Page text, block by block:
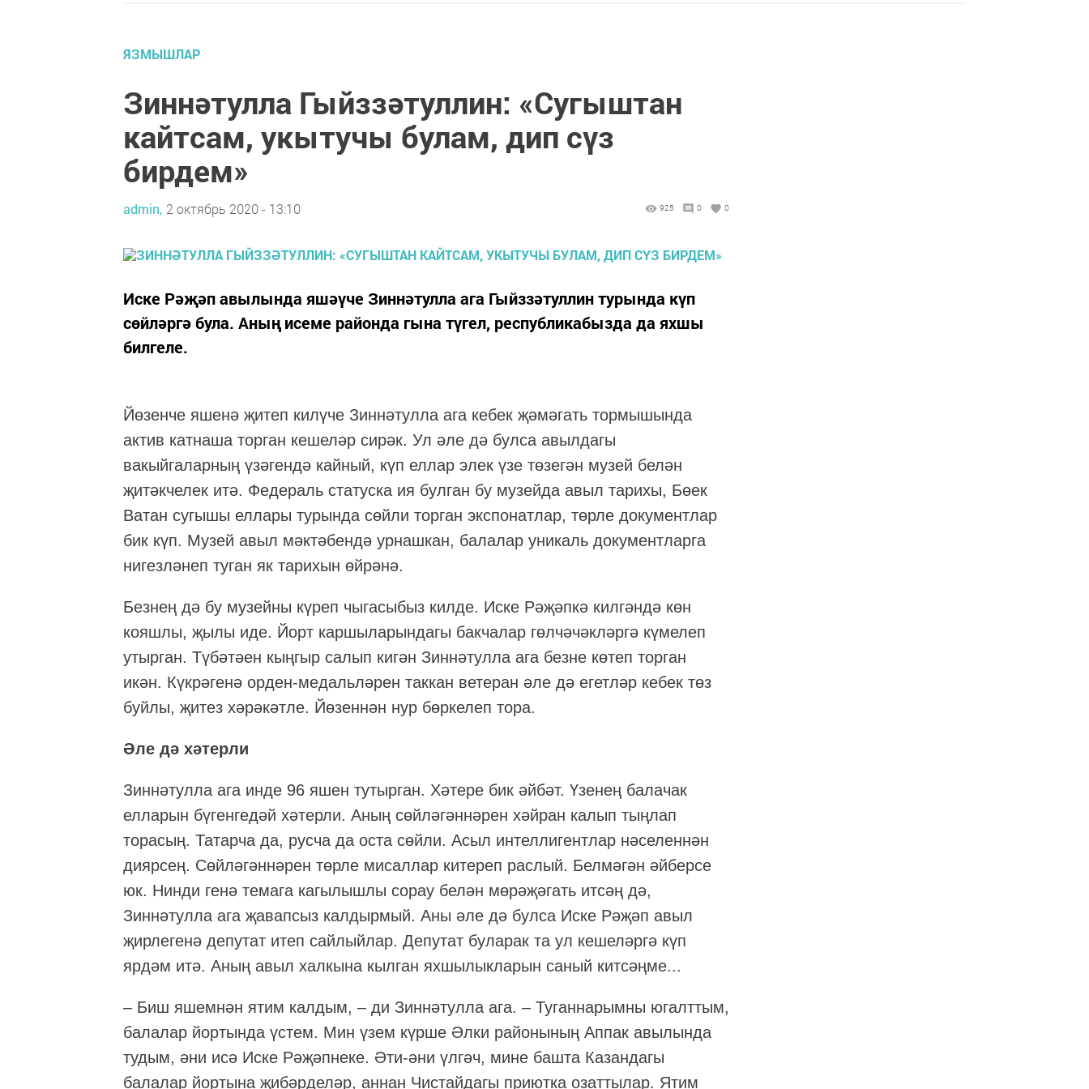
ЯЗМЫШЛАР
Зиннәтулла Гыйззәтуллин: «Сугыштан
кайтсам, укытучы булам, дип сүз
бирдем»
admin, 2 октябрь 2020 - 13:10 925 0 0
Иске Рәҗәп авылында яшәүче Зиннәтулла ага Гыйззәтуллин турында күп
сөйләргә була. Аның исеме районда гына түгел, республикабызда да яхшы
билгеле.
Йөзенче яшенә җитеп килүче Зиннәтулла ага кебек җәмәгать тормышында
актив катнаша торган кешеләр сирәк. Ул әле дә булса авылдагы
вакыйгаларның үзәгендә кайный, күп еллар элек үзе төзегән музей белән
җитәкчелек итә. Федераль статуска ия булган бу музейда авыл тарихы, Бөек
Ватан сугышы еллары турында сөйли торган экспонатлар, төрле документлар
бик күп. Музей авыл мәктәбендә урнашкан, балалар уникаль документларга
нигезләнеп туган як тарихын өйрәнә.
Безнең дә бу музейны күреп чыгасыбыз килде. Иске Рәҗәпкә килгәндә көн
кояшлы, җылы иде. Йорт каршыларындагы бакчалар гөлчәчәкләргә күмелеп
утырган. Түбәтәен кыңгыр салып кигән Зиннәтулла ага безне көтеп торган
икән. Күкрәгенә орден-медальләрен таккан ветеран әле дә егетләр кебек төз
буйлы, җитез хәрәкәтле. Йөзеннән нур бөркелеп тора.
Әле дә хәтерли
Зиннәтулла ага инде 96 яшен тутырган. Хәтере бик әйбәт. Үзенең балачак
елларын бүгенгедәй хәтерли. Аның сөйләгәннәрен хәйран калып тыңлап
торасың. Татарча да, русча да оста сөйли. Асыл интеллигентлар нәселеннән
диярсең. Сөйләгәннәрен төрле мисаллар китереп раслый. Белмәгән әйберсе
юк. Нинди генә темага кагылышлы сорау белән мөрәҗәгать итсәң дә,
Зиннәтулла ага җавапсыз калдырмый. Аны әле дә булса Иске Рәҗәп авыл
җирлегенә депутат итеп сайлыйлар. Депутат буларак та ул кешеләргә күп
ярдәм итә. Аның авыл халкына кылган яхшылыкларын саный китсәңме...
– Биш яшемнән ятим калдым, – ди Зиннәтулла ага. – Туганнарымны югалттым,
балалар йортында үстем. Мин үзем күрше Әлки районының Аппак авылында
тудым, әни исә Иске Рәҗәпнеке. Әти-әни үлгәч, мине башта Казандагы
балалар йортына җибәрделәр, аннан Чистайдагы приютка озаттылар. Ятим